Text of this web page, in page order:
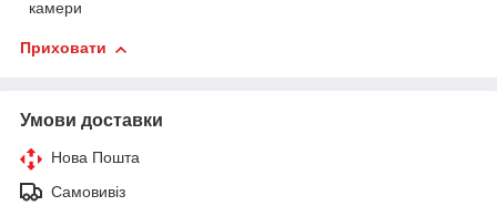
камери
Приховати
Умови доставки
Нова Пошта
Самовивіз